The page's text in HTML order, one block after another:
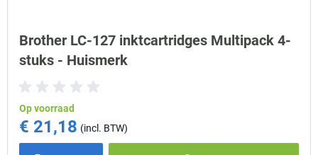
Brother LC-127 inktcartridges Multipack 4-
stuks - Huismerk
Op voorraad
€ 21,18